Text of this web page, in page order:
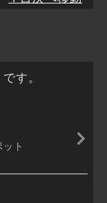
す。
ト